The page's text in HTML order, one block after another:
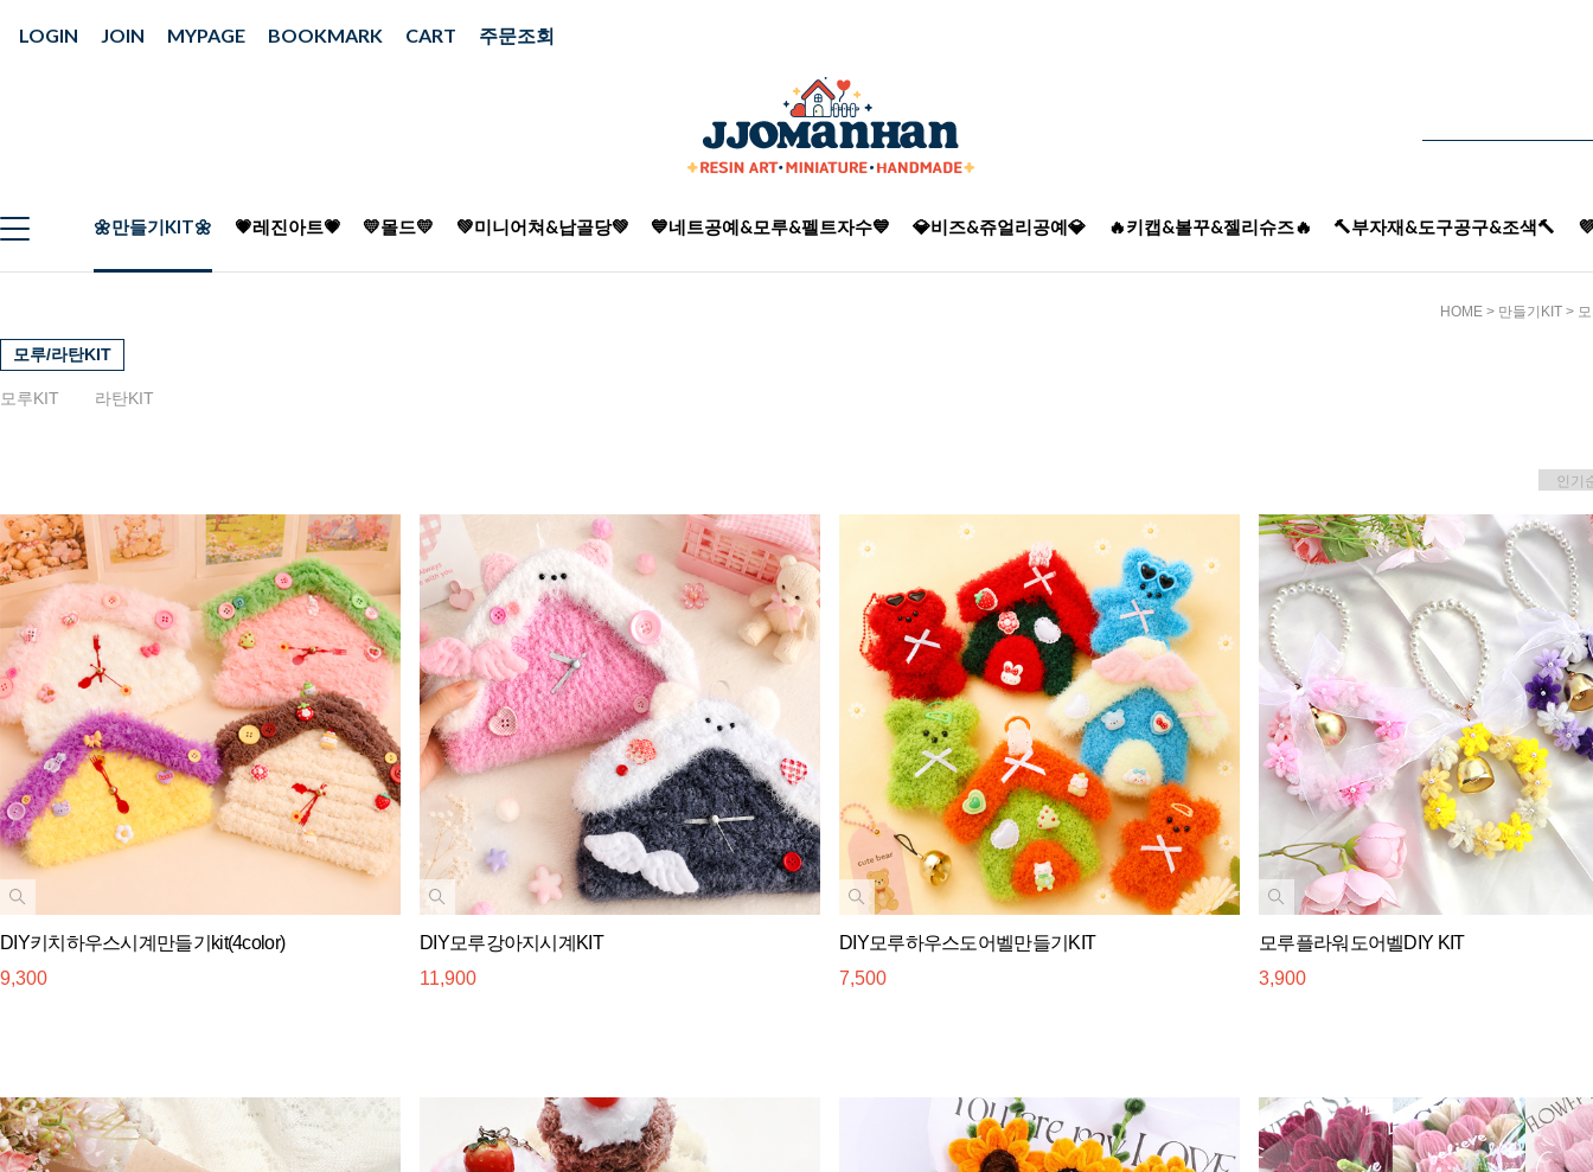
LOGIN JOIN MYPAGE BOOKMARK CART 주문조회
🌼만들기KIT🌼 💗레진아트💗 💛몰드💛 💚미니어쳐&납골당💚 💙네트공예&모루&펠트자수💙 💎비즈&쥬얼리공예💎 🔥키캡&볼꾸&젤리슈즈🔥 🔨부자재&도구공구&조색🔨
HOME > 만들기KIT >
모루/라탄KIT
모루KIT 라탄KIT
DIY키치하우스시계만들기kit(4color)
9,300
DIY모루강아지시계KIT
11,900
DIY모루하우스도어벨만들기KIT
7,500
모루플라워도어벨DIY KIT
3,900